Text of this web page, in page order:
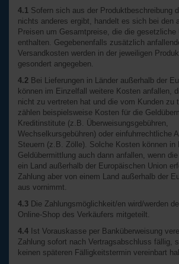
4.1 Sofern sich aus der Produktbeschreibung
nichts anderes ergibt, handelt es sich bei den
Preisen um Gesamtpreise, die die gesetzliche
enthalten. Gegebenenfalls zusätzlich
Versandkosten werden in der jeweiligen
gesondert angegeben.
4.2 Bei Lieferungen in Länder außerhalb der
können im Einzelfall weitere Kosten anfallen,
nicht zu vertreten hat und die vom Kunden zu
zählen beispielsweise Kosten für die
Kreditinstitute (z.B. Überweisungsgebühren,
Wechselkursgebühren) oder einfuhrrechtliche
Steuern (z.B. Zölle). Solche Kosten können in
Geldübermittlung auch dann anfallen, wenn
ein Land außerhalb der Europäischen Union
Zahlung aber von einem Land außerhalb der
aus vornimmt.
4.3 Die Zahlungsmöglichkeit/en wird/werden
Online-Shop des Verkäufers mitgeteilt.
4.4 Ist Vorauskasse per Banküberweisung
Zahlung sofort nach Vertragsabschluss fällig,
keinen späteren Fälligkeitstermin vereinbart